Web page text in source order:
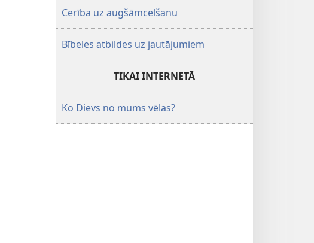
Cerība uz augšāmcelšanu
Bībeles atbildes uz jautājumiem
TIKAI INTERNETĀ
Ko Dievs no mums vēlas?